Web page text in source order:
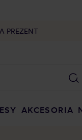
PREZENT
AKCESORIA